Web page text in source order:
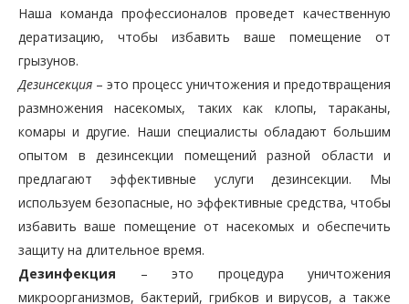
Наша команда профессионалов проведет качественную
дератизацию, чтобы избавить ваше помещение от
грызунов.
Дезинсекция – это процесс уничтожения и предотвращения
размножения насекомых, таких как клопы, тараканы,
комары и другие. Наши специалисты обладают большим
опытом в дезинсекции помещений разной области и
предлагают эффективные услуги дезинсекции. Мы
используем безопасные, но эффективные средства, чтобы
избавить ваше помещение от насекомых и обеспечить
защиту на длительное время.
Дезинфекция – это процедура уничтожения
микроорганизмов, бактерий, грибков и вирусов, а также